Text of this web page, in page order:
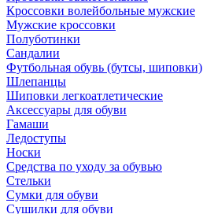
Кроссовки волейбольные мужские
Мужские кроссовки
Полуботинки
Сандалии
Футбольная обувь (бутсы, шиповки)
Шлепанцы
Шиповки легкоатлетические
Аксессуары для обуви
Гамаши
Ледоступы
Носки
Средства по уходу за обувью
Стельки
Сумки для обуви
Сушилки для обуви